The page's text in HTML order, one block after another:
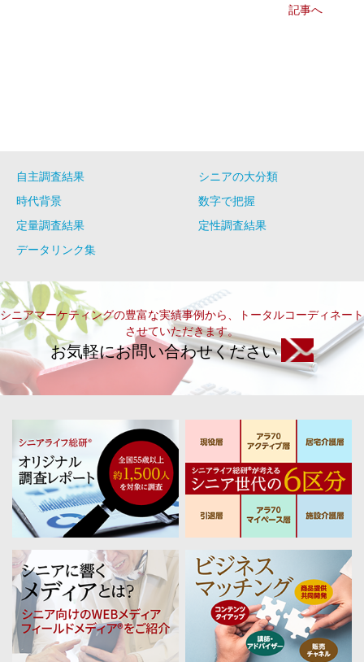
記事へ
自主調査結果
シニアの大分類
時代背景
数字で把握
定量調査結果
定性調査結果
データリンク集
シニアマーケティングの豊富な実績事例から、トータルコーディネート
させていただきます。
お気軽にお問い合わせください